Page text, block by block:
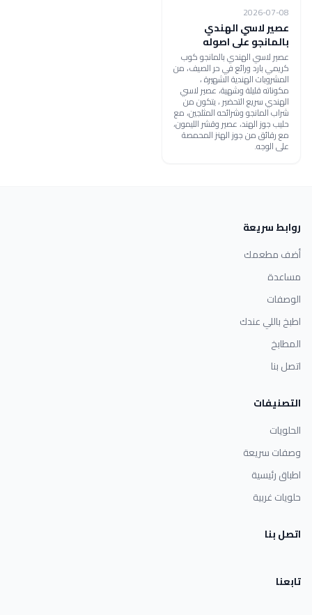
2026-07-08
عصير لاسي الهندي
بالمانجو على اصوله
عصير لاسي الهندي بالمانجو كوب
كريمي بارد ورائع في حر الصيف، من
المشروبات الهندية الشهيرة ،
مكوناته قليلة وشهية، عصير لاسي
الهندي سريع التحضير ، يتكون من
شراب المانجو وشرائحه المثلجين، مع
حليب جوز الهند، عصير وقشر الليمون،
مع رقائق من جوز الهنز المحمصة
على الوجه.
روابط سريعة
أضف مطعمك
مساعدة
الوصفات
اطبخ باللي عندك
المطابخ
اتصل بنا
التصنيفات
الحلويات
وصفات سريعة
اطباق رئيسية
حلويات غربية
اتصل بنا
تابعنا